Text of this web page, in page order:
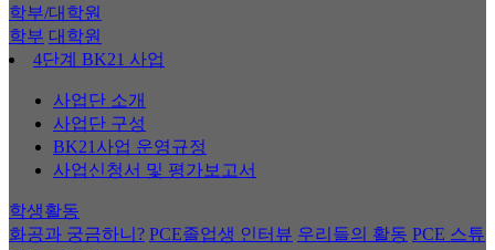
학부/대학원
학부 대학원
4단계 BK21 사업
사업단 소개
사업단 구성
BK21사업 운영규정
사업신청서 및 평가보고서
학생활동
화공과 궁금하니? PCE졸업생 인터뷰 우리들의 활동 PCE 스튜